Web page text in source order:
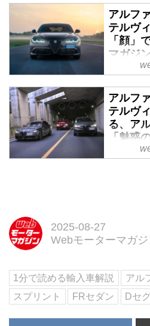
アルフ
テルヴ
「顔」
マガジン
2023年5
ジャパン
ーツサル
ア）」と
ィオ）」
月3日よ
正規デ
アルフ
テルヴ
る、ア
「魅惑
ロード
ァロメオ
2025-08-27
Webモーターマガ
1分で読める輸入車解説 アル
スプリント
FRセダン Dセ